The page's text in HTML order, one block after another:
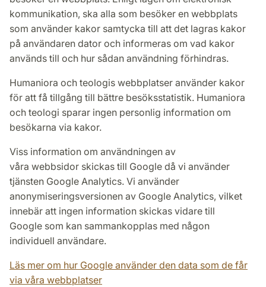
kommunikation, ska alla som besöker en webbplats
som använder kakor samtycka till att det lagras kakor
på användaren dator och informeras om vad kakor
används till och hur sådan användning förhindras.
Humaniora och teologis webbplatser använder kakor
för att få tillgång till bättre besöksstatistik. Humaniora
och teologi sparar ingen personlig information om
besökarna via kakor.
Viss information om användningen av
våra webbsidor skickas till Google då vi använder
tjänsten Google Analytics. Vi använder
anonymiseringsversionen av Google Analytics, vilket
innebär att ingen information skickas vidare till
Google som kan sammankopplas med någon
individuell användare.
Läs mer om hur Google använder den data som de får
via våra webbplatser